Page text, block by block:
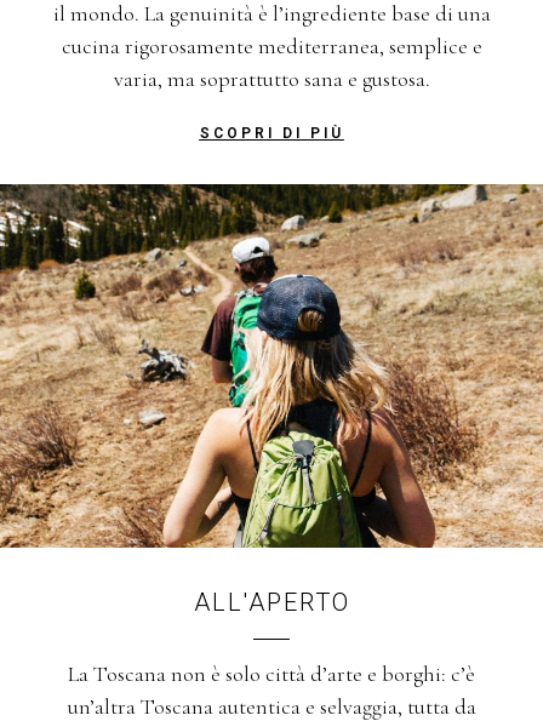
il mondo. La genuinità è l’ingrediente base di una
cucina rigorosamente mediterranea, semplice e
varia, ma soprattutto sana e gustosa.
SCOPRI DI PIÙ
ALL'APERTO
La Toscana non è solo città d’arte e borghi: c’è
un’altra Toscana autentica e selvaggia, tutta da